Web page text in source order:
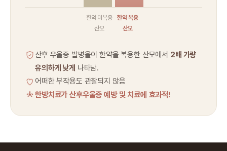
한약 미복용
산모
한약 복용
산모
산후 우울증 발병율이 한약을 복용한 산모에서 2배 가량
유의하게 낮게 나타남.
어떠한 부작용도 관찰되지 않음
한방치료가 산후우울증 예방 및 치료에 효과적!